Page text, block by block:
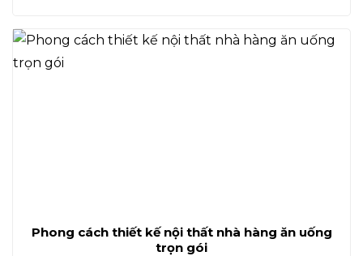
Phong cách thiết kế nội thất nhà hàng ăn uống
trọn gói